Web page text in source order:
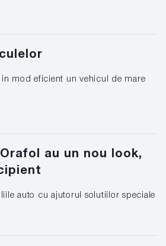
mod eficient un vehicul de mare
au un nou look,
auto cu ajutorul solutiilor speciale